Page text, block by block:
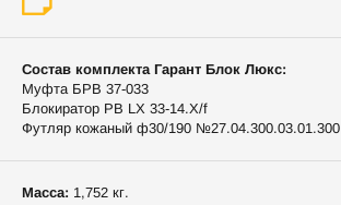
Состав комплекта Гарант Блок Люкс:
Муфта БРВ 37-033
Блокиратор РВ LX 33-14.X/f
Футляр кожаный ф30/190 №27.04.300.03.01.300
Масса: 1,752 кг.